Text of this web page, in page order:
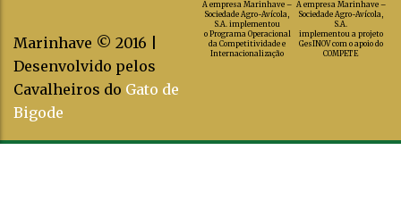
Marinhave © 2016 |
Desenvolvido pelos
Cavalheiros do Gato de
Bigode
A empresa Marinhave –
Sociedade Agro-Avícola,
S.A.
implementou a projeto
GesINOV com o apoio do
COMPETE
A empresa Marinhave –
Sociedade Agro-Avícola,
S.A. implementou
o Programa Operacional
da Competitividade e
Internacionalização